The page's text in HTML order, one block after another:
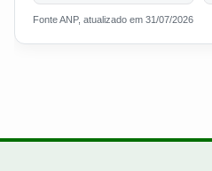
Fonte ANP, atualizado em 31/07/2026